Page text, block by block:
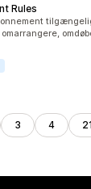
Rules
3 4 21